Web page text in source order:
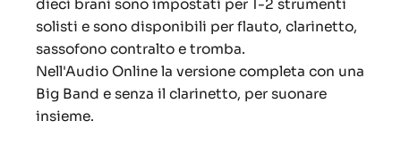
dieci brani sono impostati per 1-2 strumenti
solisti e sono disponibili per flauto, clarinetto,
sassofono contralto e tromba.
Nell'Audio Online la versione completa con una
Big Band e senza il clarinetto, per suonare
insieme.